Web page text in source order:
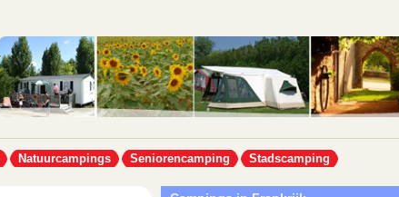
Natuurcampings Seniorencamping Stadscamping